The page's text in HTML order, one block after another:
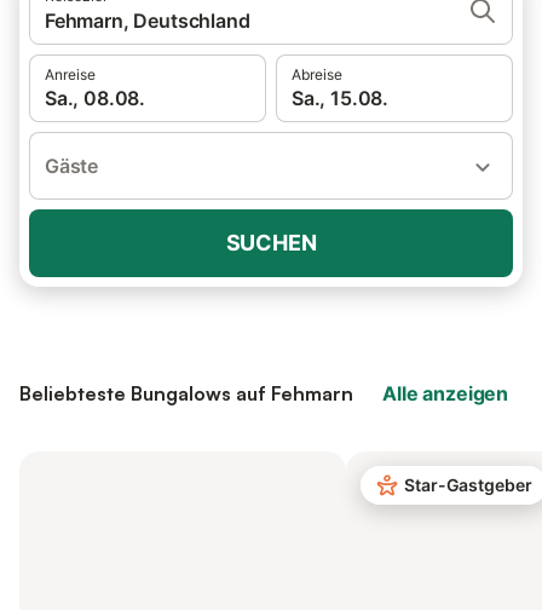
Fehmarn, Deutschland
Anreise
Sa., 08.08.
Abreise
Sa., 15.08.
Gäste
SUCHEN
Beliebteste Bungalows auf Fehmarn Alle anzeigen
Star-Gastgeber